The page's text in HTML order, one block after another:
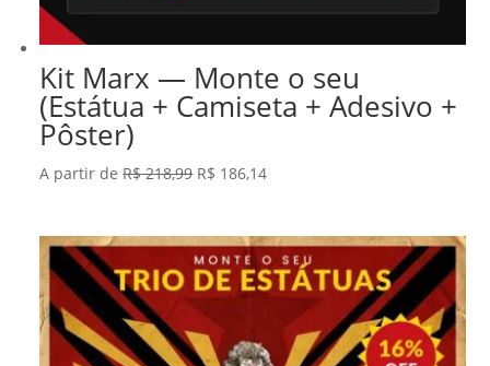
Kit Marx — Monte o seu
(Estátua + Camiseta + Adesivo +
Pôster)
A partir deR$218,99 O
era:
R$ 218,99.
R$ 186,14O
é:
R$ 186,14.